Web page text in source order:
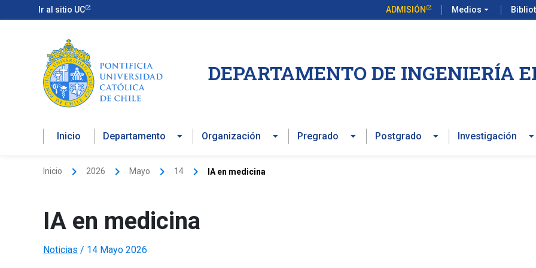
al
Ir al sitio UC ADMISIÓN Medios arrow_drop_down
DEPARTAMENTO DE INGENIERÍA
Inicio Departamento Organización Pregrado Postgrado Investigación
Inicio 2026 Mayo 14 IA en medicina
IA en medicina
Noticias / 14 Mayo 2026